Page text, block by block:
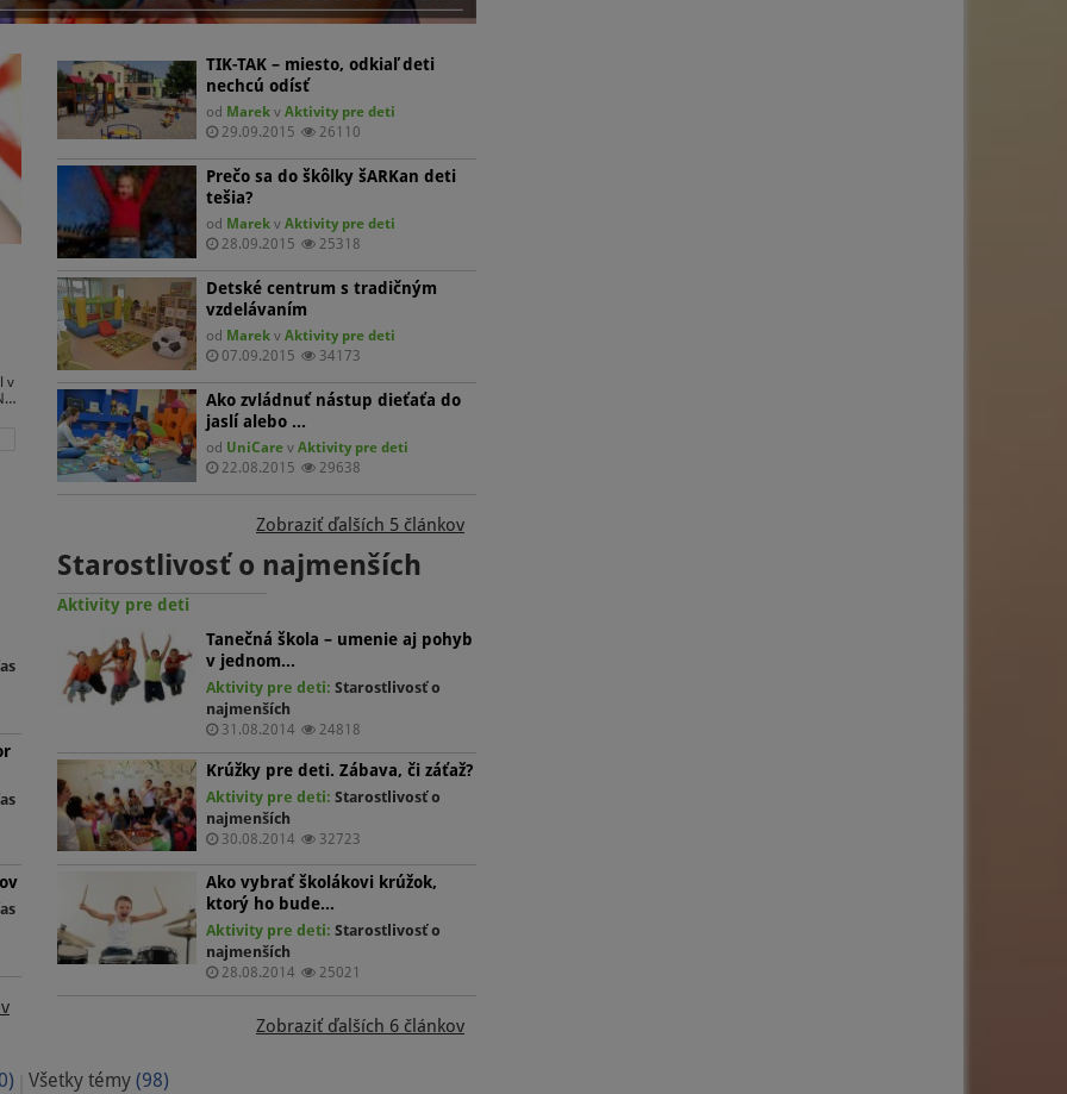
v
TIK-TAK – miesto, odkiaľ deti
nechcú odísť
od Marek vAktivity pre deti
29.09.2015
26110
Prečo sa do škôlky šARKan deti
tešia?
od Marek vAktivity pre deti
28.09.2015
25318
Detské centrum s tradičným
vzdelávaním
od Marek vAktivity pre deti
07.09.2015
34173
Ako zvládnuť nástup dieťaťa do
jaslí alebo …
od UniCare vAktivity pre deti
22.08.2015
29638
Zobraziť ďalších 5 článkov
Starostlivosť o najmenších
Aktivity pre deti
Tanečná škola – umenie aj pohyb
v jednom…
Aktivity pre deti: Starostlivosť o
najmenších
31.08.2014 24818
Krúžky pre deti. Zábava, či záťaž?
Aktivity pre deti: Starostlivosť o
najmenších
30.08.2014 32723
Ako vybrať školákovi krúžok,
ktorý ho bude…
Aktivity pre deti: Starostlivosť o
najmenších
28.08.2014 25021
Zobraziť ďalších 6 článkov
Všetky témy (98)